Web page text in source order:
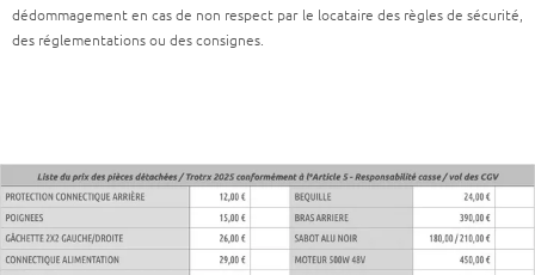
dédommagement en cas de non respect par le locataire des règles de sécurité,
des réglementations ou des consignes.